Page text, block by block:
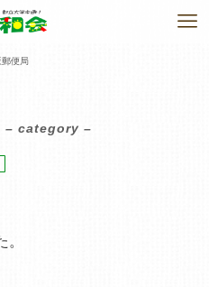
郵便局
– category –